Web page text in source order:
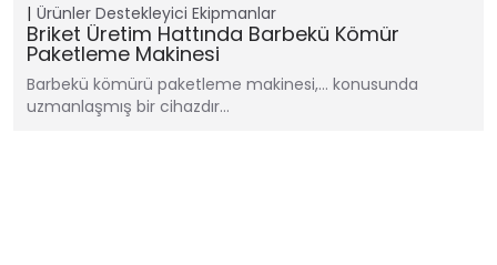
Ürünler Destekleyici Ekipmanlar
Briket Üretim Hattında Barbekü Kömür
Paketleme Makinesi
Barbekü kömürü paketleme makinesi,… konusunda
uzmanlaşmış bir cihazdır…